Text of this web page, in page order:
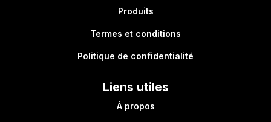
Produits
Termes et conditions
Politique de confidentialité
Liens utiles
À propos